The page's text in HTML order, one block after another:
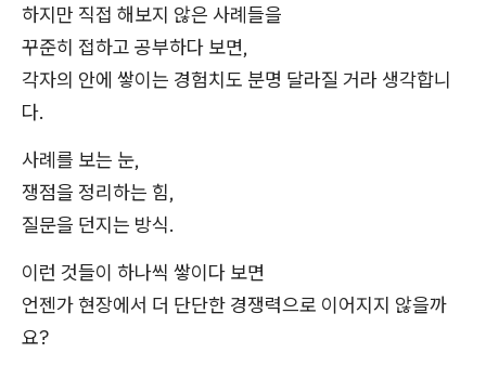
하지만 직접 해보지 않은 사례들을
꾸준히 접하고 공부하다 보면,
각자의 안에 쌓이는 경험치도 분명 달라질 거라 생각합니
다.
사례를 보는 눈,
쟁점을 정리하는 힘,
질문을 던지는 방식.
이런 것들이 하나씩 쌓이다 보면
언젠가 현장에서 더 단단한 경쟁력으로 이어지지 않을까
요?